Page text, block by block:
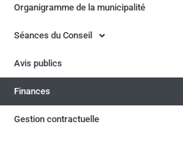
Organigramme de la municipalité
Séances du Conseil
Avis publics
Finances
Gestion contractuelle